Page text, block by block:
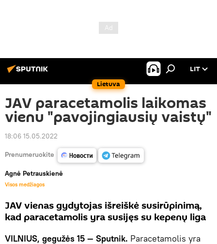
Lietuva
LIT
JAV paracetamolis laikomas
vienu "pavojingiausių vaistų"
18:06 15.05.2022
Prenumeruokite
Agnė Petrauskienė
Visos medžiagos
JAV vienas gydytojas išreiškė susirūpinimą,
kad paracetamolis yra susijęs su kepenų liga
VILNIUS, gegužės 15 — Sputnik. Paracetamolis yra